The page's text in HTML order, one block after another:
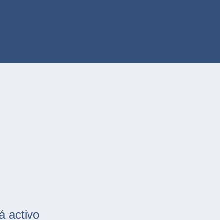
activo